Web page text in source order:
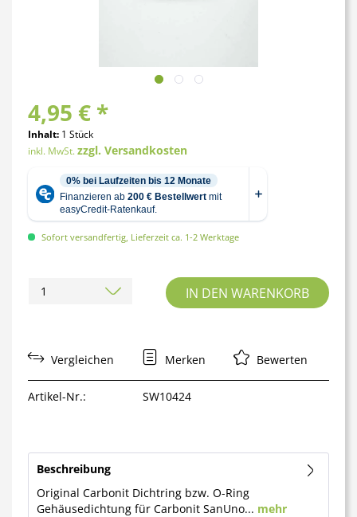
4,95 € *
Inhalt: 1 Stück
inkl. MwSt.zzgl. Versandkosten
Sofort versandfertig, Lieferzeit ca. 1-2 Werktage
IN DEN WARENKORB
Vergleichen Merken Bewerten
Artikel-Nr.: SW10424
Beschreibung
Original Carbonit Dichtring bzw. O-Ring
Gehäusedichtung für Carbonit SanUno... mehr